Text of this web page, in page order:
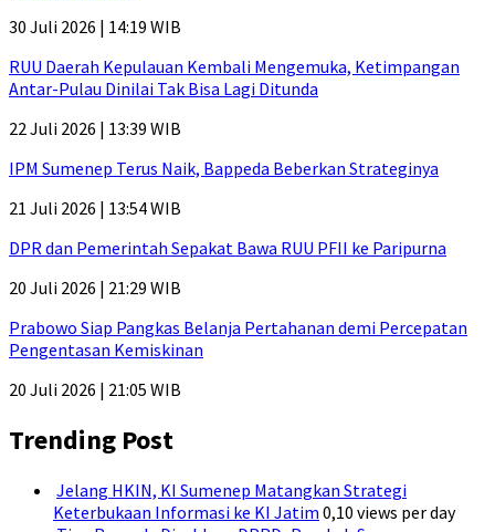
30 Juli 2026 | 14:19 WIB
RUU Daerah Kepulauan Kembali Mengemuka, Ketimpangan
Antar-Pulau Dinilai Tak Bisa Lagi Ditunda
22 Juli 2026 | 13:39 WIB
IPM Sumenep Terus Naik, Bappeda Beberkan Strateginya
21 Juli 2026 | 13:54 WIB
DPR dan Pemerintah Sepakat Bawa RUU PFII ke Paripurna
20 Juli 2026 | 21:29 WIB
Prabowo Siap Pangkas Belanja Pertahanan demi Percepatan
Pengentasan Kemiskinan
20 Juli 2026 | 21:05 WIB
Trending Post
Jelang HKIN, KI Sumenep Matangkan Strategi
Keterbukaan Informasi ke KI Jatim 0,10 views per day